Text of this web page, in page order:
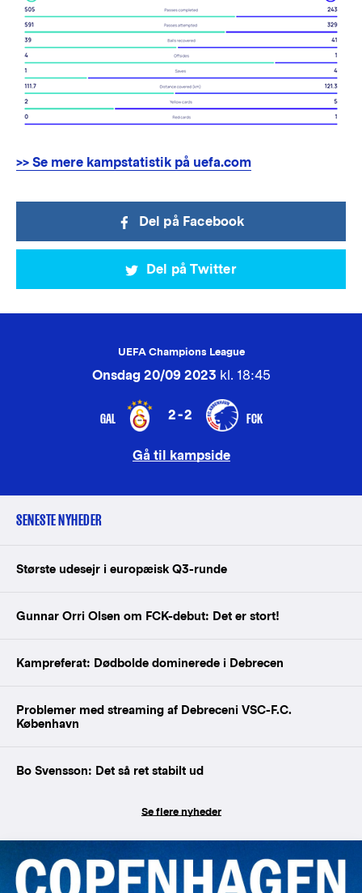
>> Se mere kampstatistik på uefa.com
Del på Facebook
Del på Twitter
UEFA Champions League
Onsdag 20/09 2023 kl. 18:45
GAL 2-2 FCK
Gå til kampside
SENESTE NYHEDER
Største udesejr i europæisk Q3-runde
Gunnar Orri Olsen om FCK-debut: Det er stort!
Kampreferat: Dødbolde dominerede i Debrecen
Problemer med streaming af Debreceni VSC-F.C.
København
Bo Svensson: Det så ret stabilt ud
Se flere nyheder